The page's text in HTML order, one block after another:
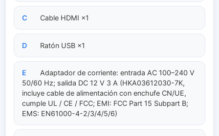
C Cable HDMI ×1
D Ratón USB ×1
E
Adaptador de corriente: entrada AC 100–240 V
50/60 Hz; salida DC 12 V 3 A (HKA03612030-7K,
incluye cable de alimentación con enchufe CN/UE,
cumple UL / CE / FCC; EMI: FCC Part 15 Subpart B;
EMS: EN61000-4-2/3/4/5/6)